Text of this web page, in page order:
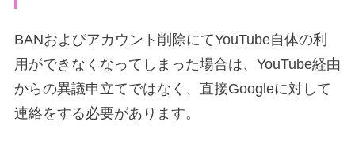
BANおよびアカウント削除にてYouTube自体の利
用ができなくなってしまった場合は、YouTube経由
からの異議申立てではなく、直接Googleに対して
連絡をする必要があります。